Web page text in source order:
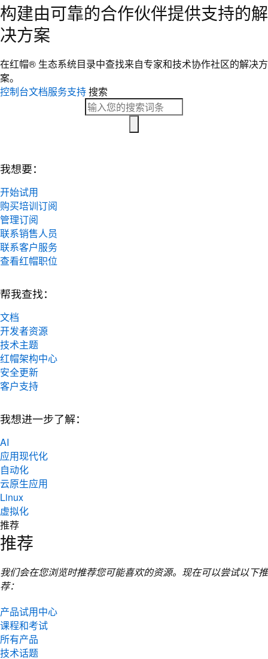
构建由可靠的合作伙伴提供支持的解
决方案
在红帽® 生态系统目录中查找来自专家和技术协作社区的解决方
案。
控制台文档服务支持搜索
我想要：
开始试用
购买培训订阅
管理订阅
联系销售人员
联系客户服务
查看红帽职位
帮我查找：
文档
开发者资源
技术主题
红帽架构中心
安全更新
客户支持
我想进一步了解：
AI
应用现代化
自动化
云原生应用
Linux
虚拟化
推荐
推荐
我们会在您浏览时推荐您可能喜欢的资源。现在可以尝试以下推
荐：
产品试用中心
课程和考试
所有产品
技术话题